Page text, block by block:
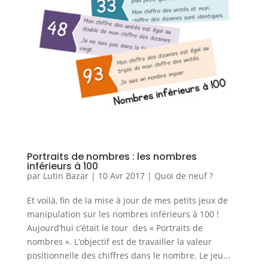
Portraits de nombres : les nombres
inférieurs à 100
par Lutin Bazar| 10 Avr 2017| Quoi de neuf ?
Et voilà, fin de la mise à jour de mes petits jeux de
manipulation sur les nombres inférieurs à 100 !
Aujourd’hui c’était le tour des « Portraits de
nombres ». L’objectif est de travailler la valeur
positionnelle des chiffres dans le nombre. Le jeu...